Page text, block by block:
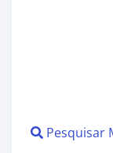
Pesquisar